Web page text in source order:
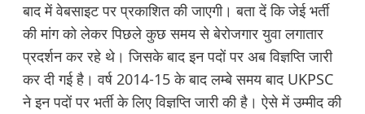
बाद में वेबसाइट पर प्रकाशित की जाएगी। बता दें कि जेई भर्ती
की मांग को लेकर पिछले कुछ समय से बेरोजगार युवा लगातार
प्रदर्शन कर रहे थे। जिसके बाद इन पदों पर अब विज्ञप्ति जारी
कर दी गई है। वर्ष 2014-15के बाद लम्बे समय बाद UKPSC
ने इन पदों पर भर्ती के लिए विज्ञप्ति जारी की है। ऐसे में उम्मीद की